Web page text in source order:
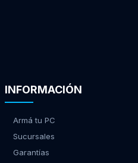
INFORMACIÓN
Armá tu PC
Sucursales
Garantías